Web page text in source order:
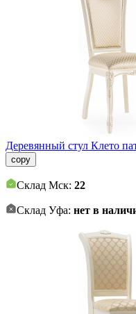
Деревянный стул Клето
copy
Склад Мск: 22
Склад Уфа: нет в